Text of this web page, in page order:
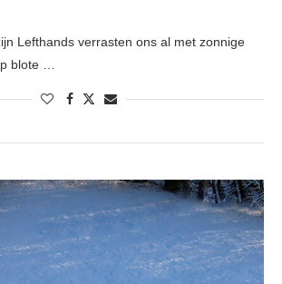
Lefthands verrasten ons al met zonnige
blote …